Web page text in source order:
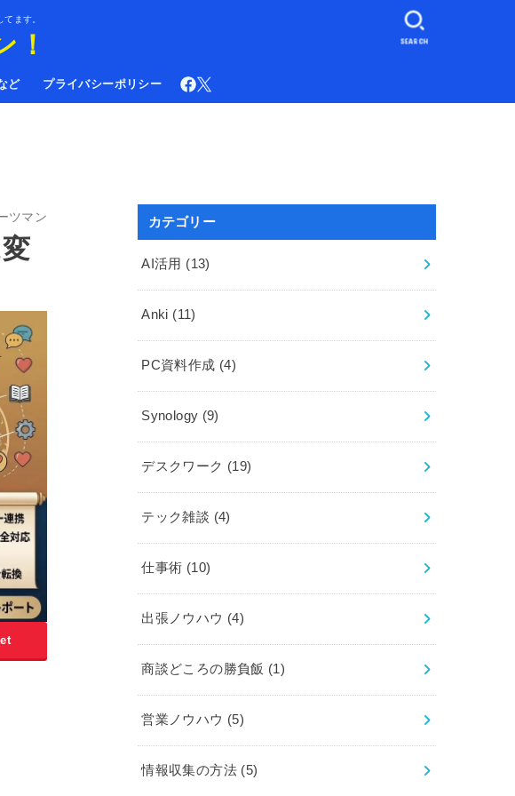
ます。
！
ど プライバシーポリシー
SEARCH
ツマン カテゴリー
AI活用 (13)
Anki (11)
PC資料作成 (4)
Synology (9)
デスクワーク (19)
テック雑談 (4)
仕事術 (10)
出張ノウハウ (4)
商談どころの勝負飯 (1)
営業ノウハウ (5)
情報収集の方法 (5)